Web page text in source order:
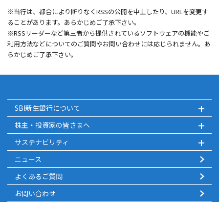
※当行は、都合により断りなくRSSの公開を中止したり、URLを変更す
ることがあります。あらかじめご了承下さい。
※RSSリーダーなど第三者から提供されているソフトウェアの機能やご
利用方法などについてのご質問やお問い合わせには応じられません。あ
らかじめご了承下さい。
SBI新生銀行について
株主・投資家の皆さまへ
サステナビリティ
ニュース
よくあるご質問
お問い合わせ